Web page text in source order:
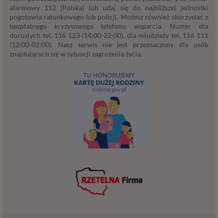
alarmowy 112 (Polska) lub udaj się do najbliższej jednostki
pogotowia ratunkowego lub policji. Możesz również skorzystać z
bezpłatnego kryzysowego telefonu wsparcia. Numer dla
dorosłych tel. 116 123 (14:00-22:00), dla młodzieży tel. 116 111
(12:00-02:00). Nasz serwis nie jest przeznaczony dla osób
znajdujących się w sytuacji zagrożenia życia.
technologiach (np. local storage) instalowanych przez nas
lub naszych Zaufanych Partnerów na naszych stronach i
urządzeniach, których używasz podczas korzystania z
naszych usług.
Przetwarzanie danych osobowych wymaga podstawy
prawnej. RODO przewiduje kilka rodzajów takich
podstaw prawnych dla przetwarzania danych, a w
przypadkach korzystania z naszych usług wystąpią, co do
Niezbędność przetwarzania do zawarcia lub
wykonania umowy, której jesteś stroną. Umowa to,
informacje na stronach ofertowych danej usługi.
Jeśli zatem zawieramy z Tobą umowę o realizację
danej usługi, to możemy przetwarzać Twoje dane w